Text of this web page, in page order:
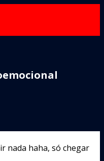
nada haha, só chegar